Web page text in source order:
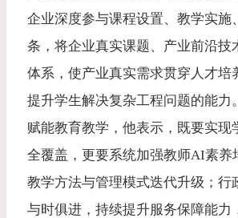
企业深度参与课程设置、教学实施
条，将企业真实课题、产业前沿技
体系，使产业真实需求贯穿人才培
提升学生解决复杂工程问题的能力
赋能教育教学，他表示，既要实现
全覆盖，更要系统加强教师AI素养
教学方法与管理模式迭代升级；行
与时俱进，持续提升服务保障能力